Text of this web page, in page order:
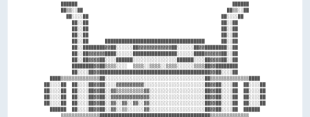
      ██████                                                        ██████
      ██▒▒░░██                                                    ██▒▒░░██
        ██░░░░██                                                ██░░░░██
          ██░░██                                                ██░░██
          ██░░██                                                ██░░██
          ██░░██                                                ██░░██
          ██░░██      ████████████████████████████████████      ██░░██
          ██░░████████▓▓██░░░░░░██▓▓▓▓▓▓▓▓▓▓▓▓██░░░░░░██▓▓████████░░██
          ██░░██▓▓▓▓▓▓████░░░░░░████████████████░░░░░░████▓▓▓▓▓▓██░░██
          ██░░██▓▓▓▓██░░░░██████░░░░░░░░░░░░░░░░██████░░░░██▓▓▓▓██░░██
          ████████▓▓██▒▒▒▒░░░░  ▒▒▒▒░░▒▒▒▒░░▒▒▒▒░░░░░░▒▒▒▒██▓▓████████
          ██░░░░██▓▓████████████████████████████████████████▓▓██░░░░██
  ████▒▒▒▒▒▒▒▒▒▒▒▒▒▒██░░░░░░░░░░░░░░░░░░░░░░░░░░░░░░░░░░░░██▒▒▒▒▒▒▒▒▒▒▒▒▒▒████
██░░░░██  ██░░░░██▓▓██░░░░▓▓▓▓▓▓▓▓▓▓░░░░░░░░░░░░░░░░░░░░░░██▓▓██░░░░██  ██░░░░██
██░░░░██  ██░░░░██▓▓██░░▓▓▒▒▒▒▒▒▒▒▒▒▓▓░░░░░░░░░░░░░░░░░░░░██▓▓██░░░░██  ██░░░░██
██░░░░██  ██░░░░██▓▓██░░▓▓▓▓▓▓▓▓▓▓▓▓▓▓░░░░░░░░░░░░░░░░░░░░██▓▓██░░░░██  ██░░░░██
██░░░░██  ██░░░░██▓▓██░░▓▓░░▓▓░░▓▓░░▓▓░░░░░░░░░░░░░░░░░░░░██▓▓██░░░░██  ██░░░░██
  ██████  ██░░░░██▓▓██░░▓▓░░▒▒░░░░░░▓▓░░░░░░░░░░░░░░░░░░░░██▓▓██░░░░██  ██████
      ▒▒▒▒▒▒▒▒▒▒▒▒▒▒████████████████████████████████████████▒▒▒▒▒▒▒▒▒▒▒▒▒▒